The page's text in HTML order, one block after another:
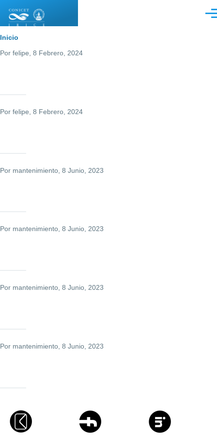
Sobrescribir
enlaces
a
Inicio
Por felipe , 8 Febrero, 2024
Por felipe , 8 Febrero, 2024
Por mantenimiento , 8 Junio, 2023
Por mantenimiento, 8 Junio, 2023
Por mantenimiento, 8 Junio, 2023
Por mantenimiento , 8 Junio, 2023